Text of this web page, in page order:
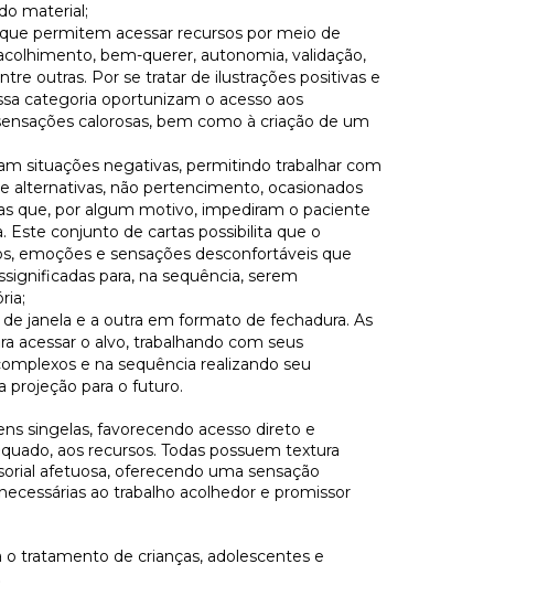
material;
permitem acessar recursos por meio de
bem-querer, autonomia, validação,
outras. Por se tratar de ilustrações positivas e
categoria oportunizam o acesso aos
calorosas, bem como à criação de um
situações negativas, permitindo trabalhar com
alternativas, não pertencimento, ocasionados
que, por algum motivo, impediram o paciente
Este conjunto de cartas possibilita que o
emoções e sensações desconfortáveis que
para, na sequência, serem
janela e a outra em formato de fechadura. As
acessar o alvo, trabalhando com seus
e na sequência realizando seu
projeção para o futuro.
singelas, favorecendo acesso direto e
aos recursos. Todas possuem textura
afetuosa, oferecendo uma sensação
ao trabalho acolhedor e promissor
tratamento de crianças, adolescentes e